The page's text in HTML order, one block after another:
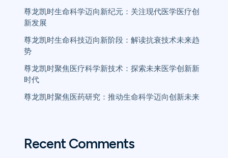
尊龙凯时生命科学迈向新纪元：关注现代医学医疗创
新发展
尊龙凯时生命科技迈向新阶段：解读抗衰技术未来趋
势
尊龙凯时聚焦医疗科学新技术：探索未来医学创新新
时代
尊龙凯时聚焦医药研究：推动生命科学迈向创新未来
Recent Comments